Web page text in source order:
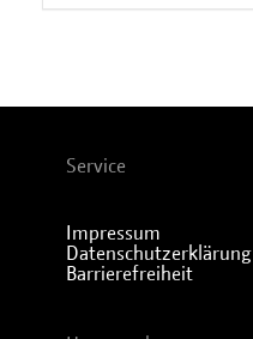
Service
Impressum
Datenschutzerklärung
Barrierefreiheit